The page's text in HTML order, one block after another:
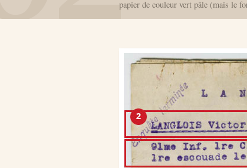
papier de couleur vert pâle (mais le